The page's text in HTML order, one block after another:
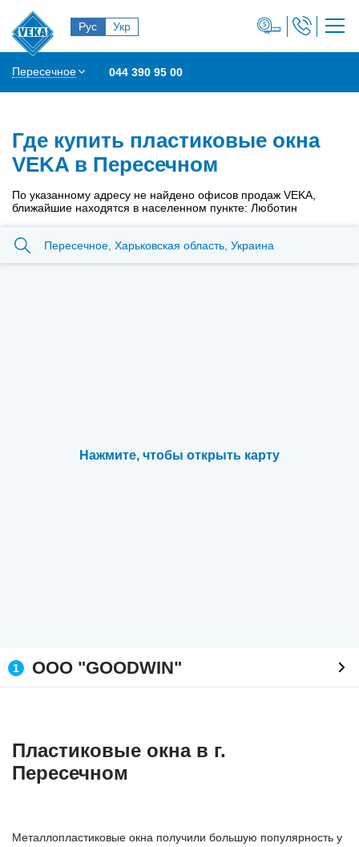
Рус Укр
Пересечное 044 390 95 00
Где купить пластиковые окна
VEKA в Пересечном
По указанному адресу не найдено офисов продаж VEKA,
ближайшие находятся в населенном пункте: Люботин
Нажмите, чтобы открыть карту
1 ООО "GOODWIN"
Пластиковые окна в г.
Пересечном
Металлопластиковые окна получили большую популярность у